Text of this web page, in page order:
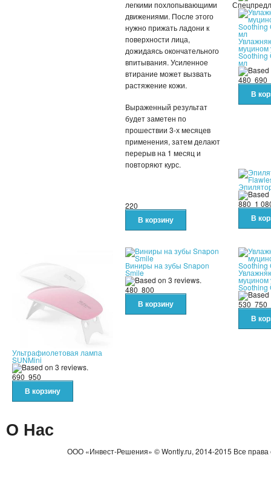
легкими похлопывающими
движениями. После этого
нужно прижать ладони к
поверхности лица,
дожидаясь окончательного
впитывания. Усиленное
втирание может вызвать
растяжение кожи.
Выраженный результат
будет заметен по
прошествии 3-х месяцев
применения, затем делают
перерыв на 1 месяц и
повторяют курс.
220
муцином
Soothing
мл
480 690
880 1
Ультрафиолетовая лампа
SUNMini
690 950
Виниры на зубы Snapon
Smile
480 800
муцином
Soothing
530 750
О Нас
ООО «Инвест-Решения» © Wontly.ru, 2014-2015 Все права